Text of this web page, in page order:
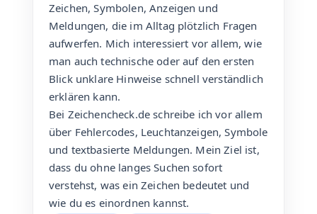
Zeichen, Symbolen, Anzeigen und
Meldungen, die im Alltag plötzlich Fragen
aufwerfen. Mich interessiert vor allem, wie
man auch technische oder auf den ersten
Blick unklare Hinweise schnell verständlich
erklären kann.
Bei Zeichencheck.de schreibe ich vor allem
über Fehlercodes, Leuchtanzeigen, Symbole
und textbasierte Meldungen. Mein Ziel ist,
dass du ohne langes Suchen sofort
verstehst, was ein Zeichen bedeutet und
wie du es einordnen kannst.